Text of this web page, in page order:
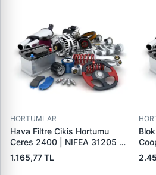
HORTUMLAR
Hava Filtre Cikis Hortumu
Ceres 2400 | NIFEA 31205 |
OEM 0K68A13347
1.165,77 TL